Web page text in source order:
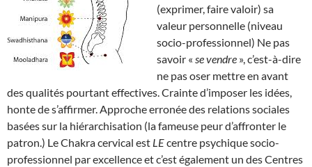
(exprimer, faire valoir) sa
valeur personnelle (niveau
socio-professionnel) Ne pas
savoir « se vendre », c’est-à-dire
ne pas oser mettre en avant
des qualités pourtant effectives. Crainte d’imposer les idées,
honte de s’affirmer. Approche erronée des relations sociales
basées sur la hiérarchisation (la fameuse peur d’affronter le
patron.) Le Chakra cervical est LEcentre psychique socio-
professionnel par excellence et c’est également un des Centres